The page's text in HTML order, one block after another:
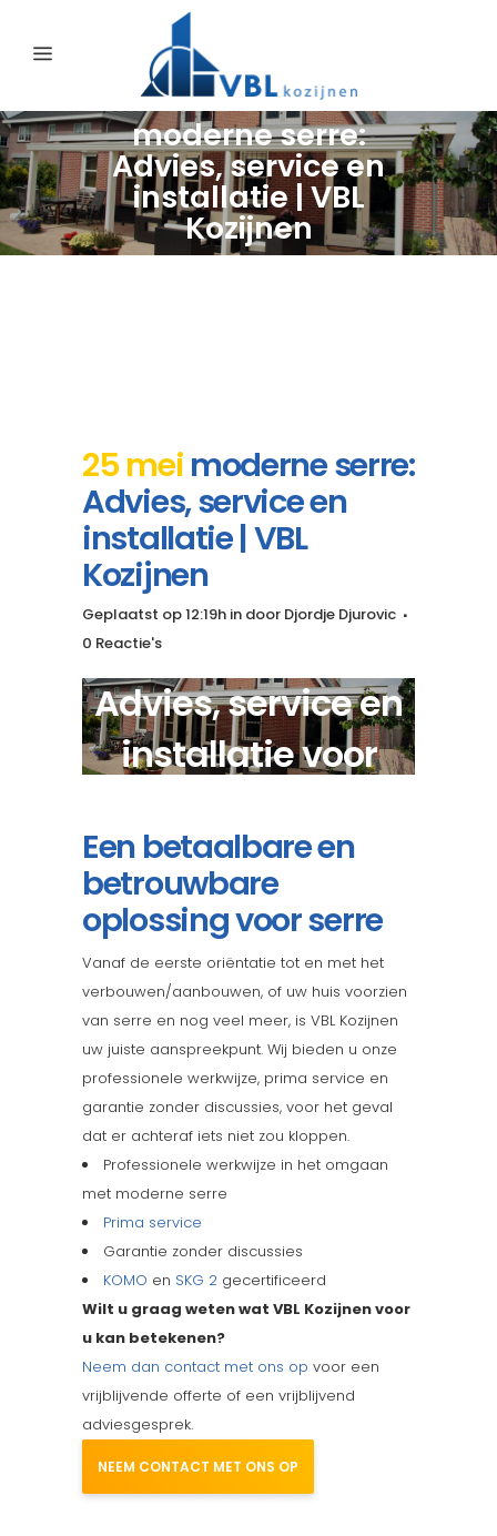
moderne serre:
Advies, service en
installatie | VBL
Kozijnen
25 mei moderne serre:
Advies, service en
installatie | VBL
Kozijnen
Geplaatst op 12:19h in door Djordje Djurovic
0 Reactie's
Advies, service en
installatie voor
Een betaalbare en
betrouwbare
oplossing voor serre
Vanaf de eerste oriëntatie tot en met het
verbouwen/aanbouwen, of uw huis voorzien
van serre en nog veel meer, is VBL Kozijnen
uw juiste aanspreekpunt. Wij bieden u onze
professionele werkwijze, prima service en
garantie zonder discussies, voor het geval
dat er achteraf iets niet zou kloppen.
Professionele werkwijze in het omgaan
met moderne serre
Prima service
Garantie zonder discussies
KOMO en SKG 2 gecertificeerd
Wilt u graag weten wat VBL Kozijnen voor
u kan betekenen?
Neem dan contact met ons op voor een
vrijblijvende offerte of een vrijblijvend
adviesgesprek.
NEEM CONTACT MET ONS OP